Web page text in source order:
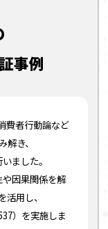
事例
費者行動論など
き、
ました。
因果関係を解
用し、
）を実施しま